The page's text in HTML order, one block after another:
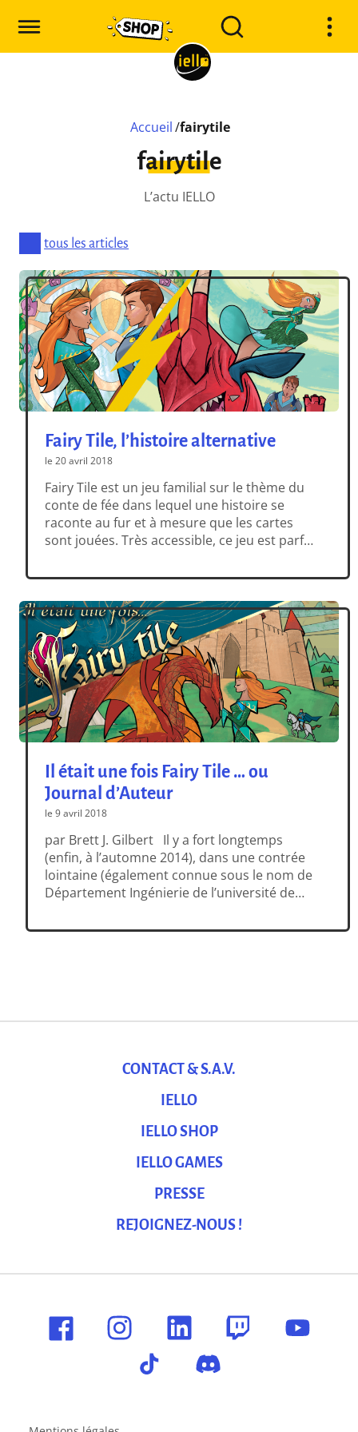
Accueil /fairytile
fairytile
L’actu IELLO
tous les articles
Fairy Tile, l’histoire alternative
le 20 avril 2018
Fairy Tile est un jeu familial sur le thème du
conte de fée dans lequel une histoire se
raconte au fur et à mesure que les cartes
sont jouées. Très accessible, ce jeu est parfait
et grands dans un univers féérique et se
Il était une fois Fairy Tile … ou
Journal d’Auteur
le 9 avril 2018
par Brett J. Gilbert Il y a fort longtemps
(enfin, à l’automne 2014), dans une contrée
lointaine (également connue sous le nom de
Département Ingénierie de l’université de
chiffonnés s’entassaient sur une table Matt
CONTACT & S.A.V.
IELLO
IELLO SHOP
IELLO GAMES
PRESSE
REJOIGNEZ-NOUS !